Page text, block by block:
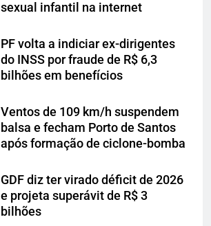
sexual infantil na internet
PF volta a indiciar ex-dirigentes
do INSS por fraude de R$ 6,3
bilhões em benefícios
Ventos de 109 km/h suspendem
balsa e fecham Porto de Santos
após formação de ciclone-bomba
GDF diz ter virado déficit de 2026
e projeta superávit de R$ 3
bilhões